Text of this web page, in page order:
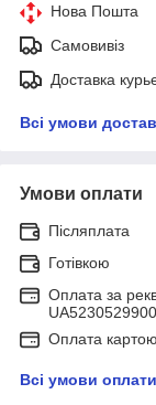
Нова Пошта
Самовивіз
Доставка
Всі умови
Умови оплати
Післяплата
Готівкою
Оплата за
Оплата
Всі умови оплати